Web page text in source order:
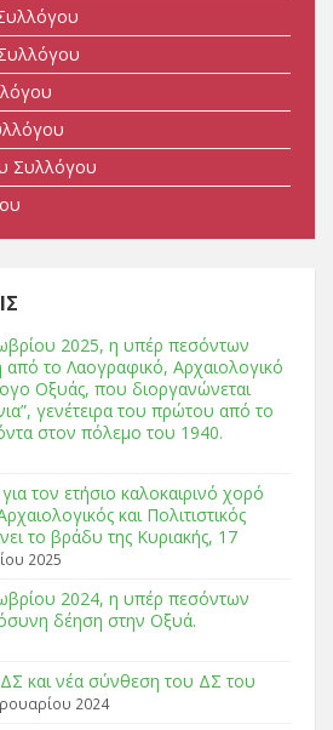
Συλλόγου
2025, η υπέρ πεσόντων
το Λαογραφικό, Αρχαιολογικό
Οξυάς, που διοργανώνεται
γενέτειρα του πρώτου από το
στον πόλεμο του 1940.
τον ετήσιο καλοκαιρινό χορό
και Πολιτιστικός
το βράδυ της Κυριακής, 17
2025
2024, η υπέρ πεσόντων
δέηση στην Οξυά.
και νέα σύνθεση του ΔΣ του
2024